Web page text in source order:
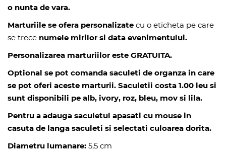
o nunta de vara.
Marturiile se ofera personalizate cu o eticheta pe care
se trece numele mirilor si data evenimentului.
Personalizarea marturiilor este GRATUITA.
Optional se pot comanda saculeti de organza in care
se pot oferi aceste marturii. Saculetii costa 1.00 leu si
sunt disponibili pe alb, ivory, roz, bleu, mov si lila.
Pentru a adauga saculetul apasati cu mouse in
casuta de langa saculeti si selectati culoarea dorita.
Diametru lumanare: 5,5 cm